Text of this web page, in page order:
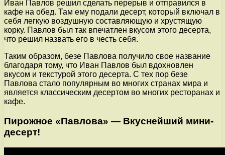
Иван Павлов решил сделать перерыв и отправился в
кафе на обед. Там ему подали десерт, который включал в
себя легкую воздушную составляющую и хрустящую
корку. Павлов был так впечатлен вкусом этого десерта,
что решил назвать его в честь себя.
Таким образом, безе Павлова получило свое название
благодаря тому, что Иван Павлов был вдохновлен
вкусом и текстурой этого десерта. С тех пор безе
Павлова стало популярным во многих странах мира и
является классическим десертом во многих ресторанах и
кафе.
Пирожное «Павлова» — Вкуснейший мини-
десерт!